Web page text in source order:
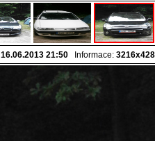
16.06.2013 21:50 Informace: